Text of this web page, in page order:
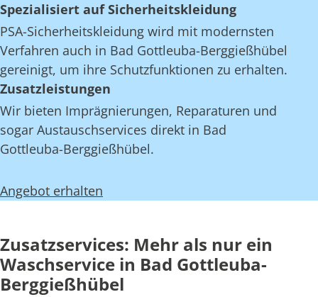
Spezialisiert auf Sicherheitskleidung
PSA-Sicherheitskleidung wird mit modernsten
Verfahren auch in Bad Gottleuba-Berggießhübel
gereinigt, um ihre Schutzfunktionen zu erhalten.
Zusatzleistungen
Wir bieten Imprägnierungen, Reparaturen und
sogar Austauschservices direkt in Bad
Gottleuba-Berggießhübel.
Angebot erhalten
Zusatzservices: Mehr als nur ein
Waschservice in Bad Gottleuba-
Berggießhübel